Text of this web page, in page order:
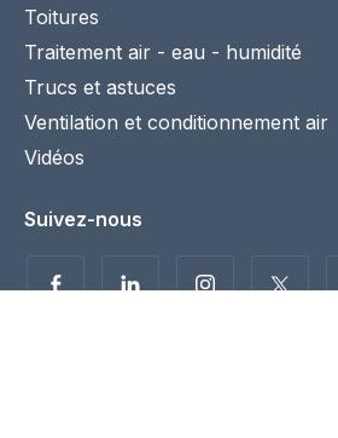
Toitures
Traitement air - eau - humidité
Trucs et astuces
Ventilation et conditionnement air
Vidéos
Suivez-nous